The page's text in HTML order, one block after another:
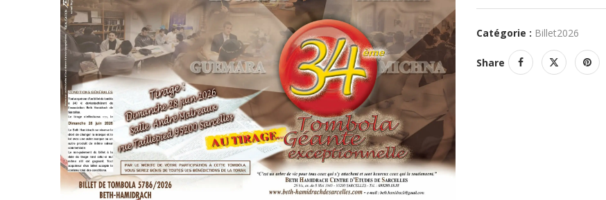
Catégorie : Billet2026
Share